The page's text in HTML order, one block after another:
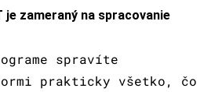
zameraný na spracovanie
spravíte
prakticky všetko, čo